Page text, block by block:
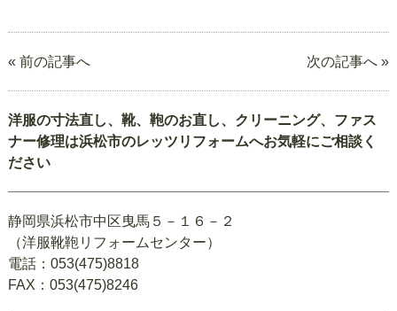
« 前の記事へ 次の記事へ »
洋服の寸法直し、靴、鞄のお直し、クリーニング、ファス
ナー修理は浜松市のレッツリフォームへお気軽にご相談く
ださい
静岡県浜松市中区曳馬５－１６－２
（洋服靴鞄リフォームセンター）
電話：053(475)8818
FAX：053(475)8246